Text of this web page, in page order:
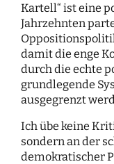
Kartell“ ist eine
Jahrzehnten
damit die enge
durch die echte
grundlegende
ausgegrenzt
Ich übe keine
sondern an der
demokratischer